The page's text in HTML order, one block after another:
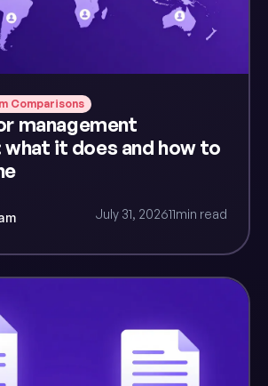
Comparisons
management
it does and how to
July 31, 202611min read